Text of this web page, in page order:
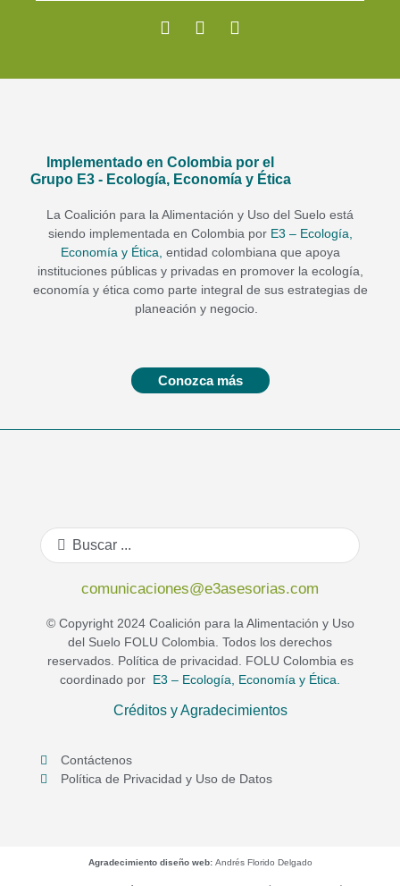
Implementado en Colombia por el
Grupo E3 - Ecología, Economía y Ética
La Coalición para la Alimentación y Uso del Suelo está
siendo implementada en Colombia por E3 – Ecología,
Economía y Ética, entidad colombiana que apoya
instituciones públicas y privadas en promover la ecología,
economía y ética como parte integral de sus estrategias de
planeación y negocio.
Conozca más
comunicaciones@e3asesorias.com
© Copyright 2024 Coalición para la Alimentación y Uso
del Suelo FOLU Colombia. Todos los derechos
reservados. Política de privacidad. FOLU Colombia es
coordinado por E3 – Ecología, Economía y Ética.
Créditos y Agradecimientos
Contáctenos
Política de Privacidad y Uso de Datos
Agradecimiento diseño web:Andrés Florido Delgado